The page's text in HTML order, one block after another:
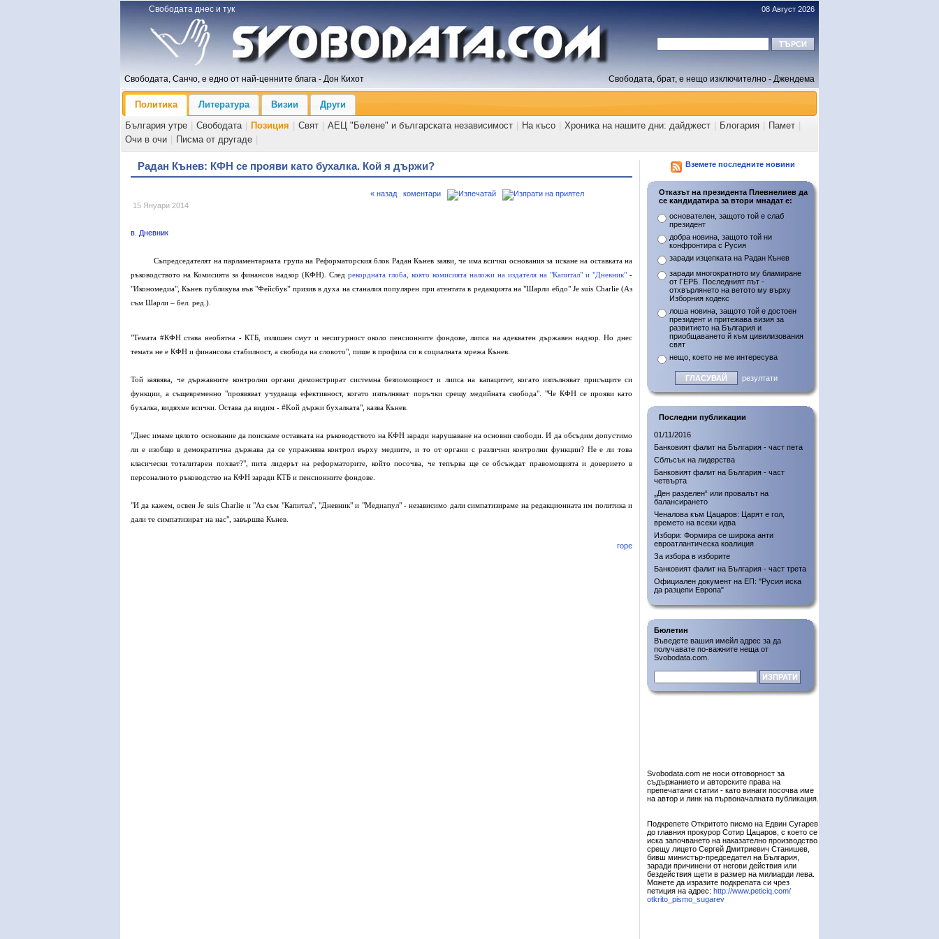
Свободата днес и тук 08 Август 2026
Свободата, Санчо, е едно от най-ценните блага - Дон Кихот Свободата, брат, е нещо изключително - Джендема
Политика Литература Визии
Други
България утре
Свободата Позиция Свят АЕЦ "Белене" и българската независимост На късо Хроника на нашите дни: дайджест Блогария Памет
Очи в очи
Писма от другаде
Радан Кънев: КФН се прояви като бухалка. Кой я държи?
15 Януари 2014
« назад коментари
в. Дневник
Съпредседателят на парламентарната група на Реформаторския блок Радан Кънев заяви, че има всички основания за искане на оставката на
ръководството на Комисията за финансов надзор (КФН). След рекордната глоба, която комисията наложи на издателя на "Капитал" и "Дневник" -
"Икономедиа", Кънев публикува във "Фейсбук" призив в духа на станалия популярен при атентата в редакцията на "Шарли ебдо" Je suis Charlie (Аз
съм Шарли – бел. ред.).
"Teмата #‎КФН става необятна - КТБ, излишен смут и несигурност около пенсионните фондове, липса на адекватен държавен надзор. Но днес
темата не е КФН и финансова стабилност, а свобода на словото", пише в профила си в социалната мрежа Кънев.
Той заявява, че държавните контролни органи демонстрират системна безпомощност и липса на капацитет, когато изпълняват присъщите си
функции, а същевременно "проявяват учудваща ефективност, когато изпълняват поръчки срещу медийната свобода". "Че КФН се прояви като
бухалка, видяхме всички. Остава да видим - #‎Koй държи бухалката", казва Кънев.
"Днес имаме цялото основание да поискаме оставката на ръководството на КФН заради нарушаване на основни свободи. И да обсъдим допустимо
ли е изобщо в демократична държава да се упражнява контрол върху медиите, и то от органи с различни контролни функции? Не е ли това
класически тоталитарен похват?", пита лидерът на реформаторите, който посочва, че тепърва ще се обсъждат правомощията и доверието в
персоналното ръководство на КФН заради КТБ и пенсионните фондове.
"И да кажем, освен Je suis Charlie и "Аз съм "Капитал", "Дневник" и "Медиапул" - независимо дали симпатизираме на редакционната им политика и
дали те симпатизират на нас", завършва Кънев.
горе
Вземете последните новини
Отказът на президента Плевнелиев да
се кандидатира за втори мнадат е:
основателен, защото той е слаб
президент
добра новина, защото той ни
конфронтира с Русия
заради изцепката на Радан Кънев
заради многократното му бламиране
от ГЕРБ. Последният път -
отхвърлянето на ветото му върху
Изборния кодекс
лоша новина, защото той е достоен
президент и притежава визия за
развитието на България и
приобщаването й към цивилизования
свят
нещо, което не ме интересува
резултати
Последни публикации
01/11/2016
Банковият фалит на България - част пета
Сблъсък на лидерства
Банковият фалит на България - част
четвърта
„Ден разделен“ или провалът на
балансирането
Ченалова към Цацаров: Царят е гол,
времето на всеки идва
Избори: Формира се широка анти
евроатлантическа коалиция
За избора в изборите
Банковият фалит на България - част трета
Официален документ на ЕП: "Русия иска
да разцепи Европа"
Бюлетин
Въведете вашия имейл адрес за да
получавате по-важните неща от
Svobodata.com.
Svobodata.com не носи отговорност за
съдържанието и авторските права на
препечатани статии - като винаги посочва име
на автор и линк на първоначалната публикация.
Подкрепете Откритото писмо на Едвин Сугарев
до главния прокурор Сотир Цацаров, с което се
иска започването на наказателно производство
срещу лицето Сергей Дмитриевич Станишев,
бивш министър-председател на България,
заради причинени от негови действия или
бездействия щети в размер на милиарди лева.
Можете да изразите подкрепата си чрез
петиция на адрес: http://www.peticiq.com/
otkrito_pismo_sugarev